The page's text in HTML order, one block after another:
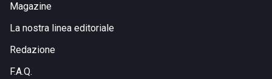
Magazine
La nostra linea editoriale
Redazione
F.A.Q.